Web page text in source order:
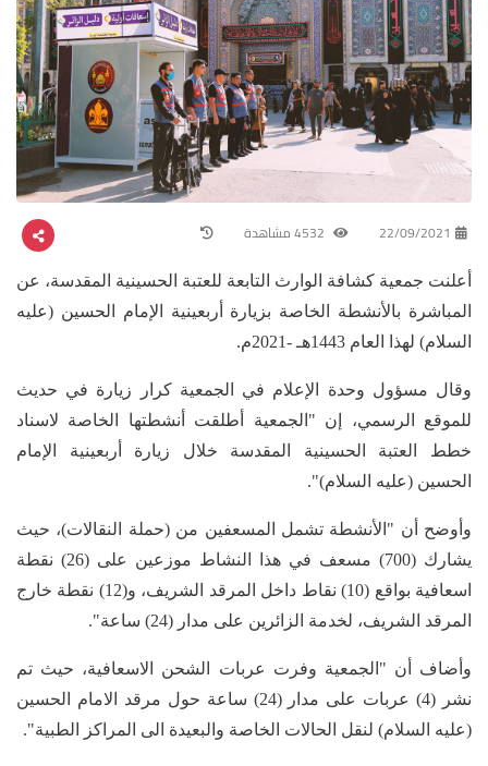
22/09/2021
أعلنت جمعية كشافة الوارث التابعة للعتبة الحسينية المقدسة، عن
المباشرة بالأنشطة الخاصة بزيارة أربعينية الإمام الحسين (عليه
السلام) لهذا العام 1443هـ -2021م.
وقال مسؤول وحدة الإعلام في الجمعية كرار زيارة في حديث
للموقع الرسمي، إن "الجمعية أطلقت أنشطتها الخاصة لاسناد
خطط العتبة الحسينية المقدسة خلال زيارة أربعينية الإمام
الحسين (عليه السلام)".
وأوضح أن "الأنشطة تشمل المسعفين من (حملة النقالات)، حيث
يشارك (700) مسعف في هذا النشاط موزعين على (26) نقطة
اسعافية بواقع (10) نقاط داخل المرقد الشريف، و(12) نقطة خارج
المرقد الشريف، لخدمة الزائرين على مدار (24) ساعة".
وأضاف أن "الجمعية وفرت عربات الشحن الاسعافية، حيث تم
نشر (4) عربات على مدار (24) ساعة حول مرقد الامام الحسين
(عليه السلام) لنقل الحالات الخاصة والبعيدة الى المراكز الطبية".